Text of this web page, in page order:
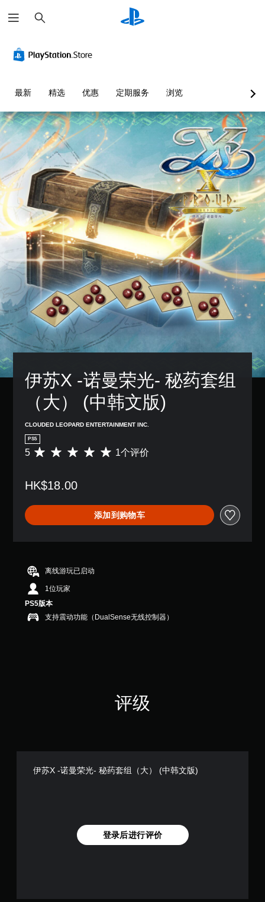
索
最新 精选 优惠 定期服务 浏览
伊苏X -诺曼荣光- 秘药套组
（大） (中韩文版)
CLOUDED LEOPARD ENTERTAINMENT INC.
PS5
平
价
颗
星
（
颗
星
，
1
个
评
5 1个评价
HK$18.00
添加到购物车
离线游玩已启动
1位玩家
PS5版本
支持震动功能（DualSense无线控制器）
评级
伊苏X -诺曼荣光- 秘药套组（大） (中韩文版)
登录后进行评价